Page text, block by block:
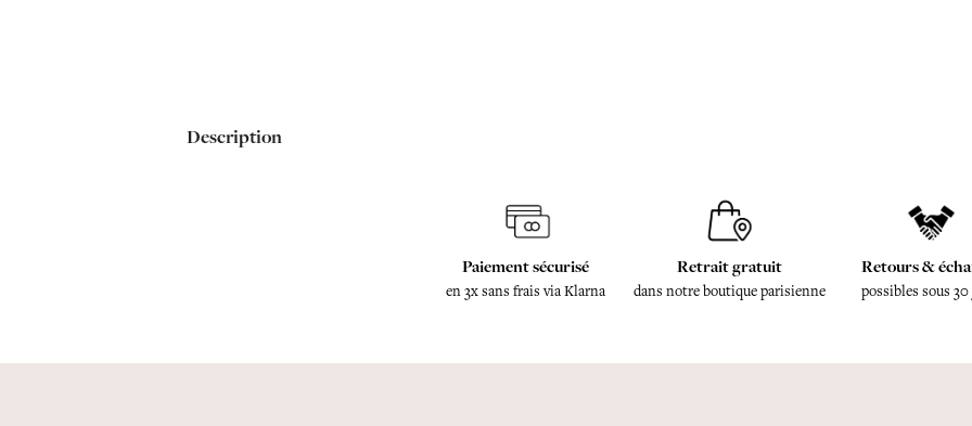
Description
Paiement sécurisé
en 3x sans frais via Klarna
Retrait gratuit
dans notre boutique parisienne
Retours &
possibles sous